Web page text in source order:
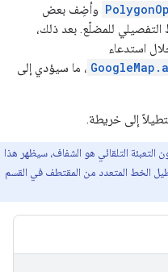
وأضِف بعض
للمضلّع. بعد ذلك،
، ما سيؤدي إلى
إلى خريطة.
التلقائي هو الشفاف، سيظهر هذا
المتعدد من المقتطف في القسم